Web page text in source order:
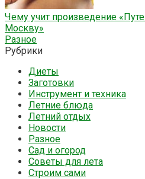
Чему учит произведение
Москву»
Разное
Рубрики
Диеты
Заготовки
Инструмент и техника
Летние блюда
Летний отдых
Новости
Разное
Сад и огород
Советы для лета
Строим сами